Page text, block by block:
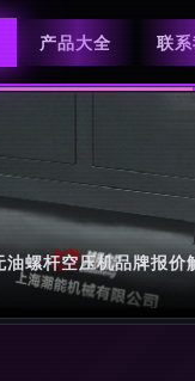
产品大全 联
螺杆空压机品牌报价